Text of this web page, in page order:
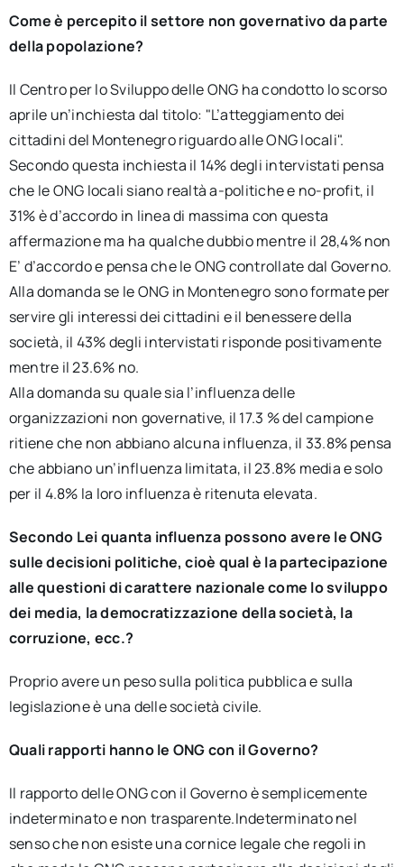
Come è percepito il settore non governativo da parte
della popolazione?
Il Centro per lo Sviluppo delle ONG ha condotto lo scorso
aprile un’inchiesta dal titolo: "L’atteggiamento dei
cittadini del Montenegro riguardo alle ONG locali".
Secondo questa inchiesta il 14% degli intervistati pensa
che le ONG locali siano realtà a-politiche e no-profit, il
31% è d’accordo in linea di massima con questa
affermazione ma ha qualche dubbio mentre il 28,4% non
E’ d’accordo e pensa che le ONG controllate dal Governo.
Alla domanda se le ONG in Montenegro sono formate per
servire gli interessi dei cittadini e il benessere della
società, il 43% degli intervistati risponde positivamente
mentre il 23.6% no.
Alla domanda su quale sia l’influenza delle
organizzazioni non governative, il 17.3 % del campione
ritiene che non abbiano alcuna influenza, il 33.8% pensa
che abbiano un’influenza limitata, il 23.8% media e solo
per il 4.8% la loro influenza è ritenuta elevata.
Secondo Lei quanta influenza possono avere le ONG
sulle decisioni politiche, cioè qual è la partecipazione
alle questioni di carattere nazionale come lo sviluppo
dei media, la democratizzazione della società, la
corruzione, ecc.?
Proprio avere un peso sulla politica pubblica e sulla
legislazione è una delle società civile.
Quali rapporti hanno le ONG con il Governo?
Il rapporto delle ONG con il Governo è semplicemente
indeterminato e non trasparente.Indeterminato nel
senso che non esiste una cornice legale che regoli in